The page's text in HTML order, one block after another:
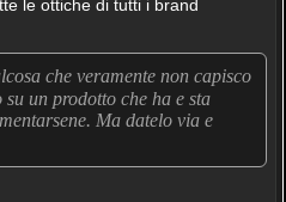
le ottiche di tutti i brand
che veramente non capisco
un prodotto che ha e sta
Ma datelo via e